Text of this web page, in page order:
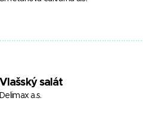
Vlašský salát
Delimax a.s.